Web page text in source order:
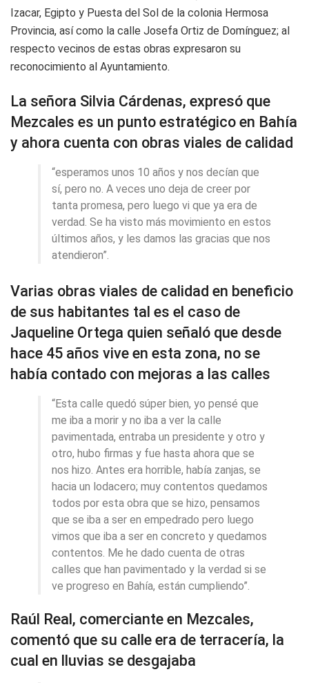
Izacar, Egipto y Puesta del Sol de la colonia Hermosa
Provincia, así como la calle Josefa Ortiz de Domínguez; al
respecto vecinos de estas obras expresaron su
reconocimiento al Ayuntamiento.
La señora Silvia Cárdenas, expresó que
Mezcales es un punto estratégico en Bahía
y ahora cuenta con obras viales de calidad
“esperamos unos 10 años y nos decían que
sí, pero no. A veces uno deja de creer por
tanta promesa, pero luego vi que ya era de
verdad. Se ha visto más movimiento en estos
últimos años, y les damos las gracias que nos
atendieron”.
Varias obras viales de calidad en beneficio
de sus habitantes tal es el caso de
Jaqueline Ortega quien señaló que desde
hace 45 años vive en esta zona, no se
había contado con mejoras a las calles
“Esta calle quedó súper bien, yo pensé que
me iba a morir y no iba a ver la calle
pavimentada, entraba un presidente y otro y
otro, hubo firmas y fue hasta ahora que se
nos hizo. Antes era horrible, había zanjas, se
hacia un lodacero; muy contentos quedamos
todos por esta obra que se hizo, pensamos
que se iba a ser en empedrado pero luego
vimos que iba a ser en concreto y quedamos
contentos. Me he dado cuenta de otras
calles que han pavimentado y la verdad si se
ve progreso en Bahía, están cumpliendo”.
Raúl Real, comerciante en Mezcales,
comentó que su calle era de terracería, la
cual en lluvias se desgajaba